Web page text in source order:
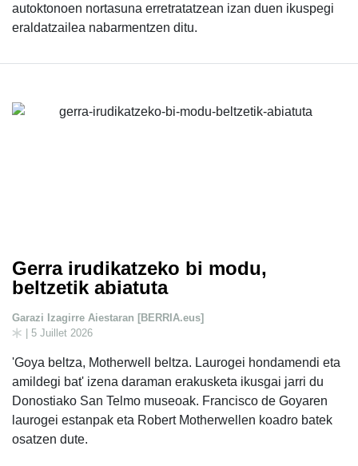
autoktonoen nortasuna erretratatzean izan duen ikuspegi
eraldatzailea nabarmentzen ditu.
Gerra irudikatzeko bi modu,
beltzetik abiatuta
Garazi Izagirre Aiestaran [BERRIA.eus]
| 5 Juillet 2026
'Goya beltza, Motherwell beltza. Laurogei hondamendi eta
amildegi bat' izena daraman erakusketa ikusgai jarri du
Donostiako San Telmo museoak. Francisco de Goyaren
laurogei estanpak eta Robert Motherwellen koadro batek
osatzen dute.